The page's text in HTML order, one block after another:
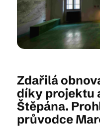
CS
© 2026
Zdařilá
díky projektu
Štěpána.
průvodce